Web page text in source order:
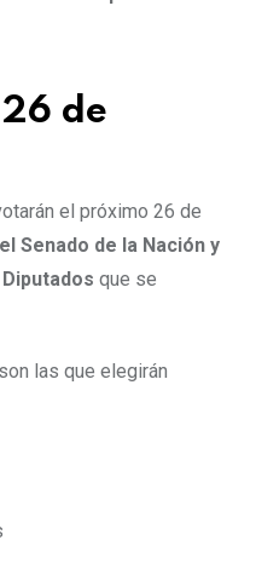
de
el próximo 26 de
Senado de la Nación y
que se
las que elegirán